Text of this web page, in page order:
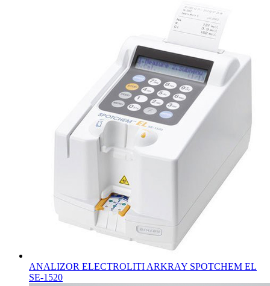
ANALIZOR ELECTROLITI ARKRAY SPOTCHEM EL
SE-1520